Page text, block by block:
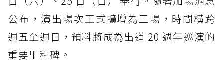
公布，演出場次正式擴增為三場，時間橫跨
週五至週日，預料將成為出道 20 週年巡演的
重要里程碑。